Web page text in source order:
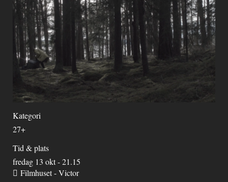
Kategori
27+
Tid & plats
fredag 13 okt - 21.15
Filmhuset - Victor